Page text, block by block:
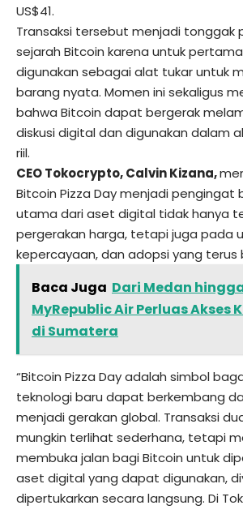
US$41.
Transaksi tersebut menjadi tonggak
sejarah Bitcoin karena untuk pertama
digunakan sebagai alat tukar untuk
barang nyata. Momen ini sekaligus
bahwa Bitcoin dapat bergerak
diskusi digital dan digunakan dalam
riil.
CEO Tokocrypto, Calvin Kizana,
Bitcoin Pizza Day menjadi pengingat
utama dari aset digital tidak hanya
pergerakan harga, tetapi juga pada
kepercayaan, dan adopsi yang terus
Baca Juga Dari Medan
MyRepublic Air Perluas Akses
di Sumatera
“Bitcoin Pizza Day adalah simbol
teknologi baru dapat berkembang
menjadi gerakan global. Transaksi
mungkin terlihat sederhana, tetapi
membuka jalan bagi Bitcoin untuk
aset digital yang dapat digunakan,
dipertukarkan secara langsung. Di